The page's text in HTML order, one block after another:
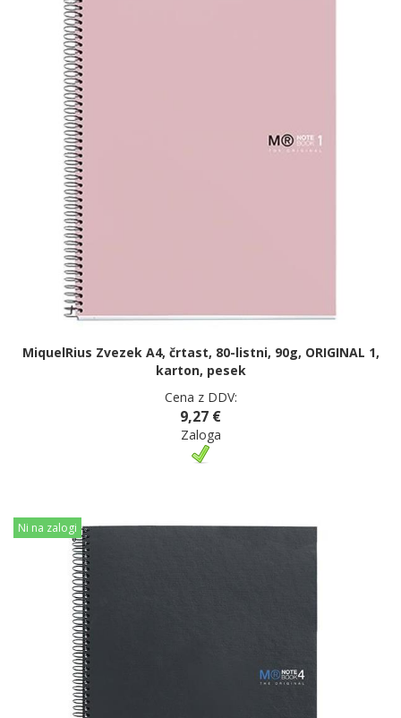
MiquelRius Zvezek A4, črtast, 80-listni, 90g, ORIGINAL 1,
karton, pesek
Cena z DDV:
9,27 €
Zaloga
Ni na zalogi